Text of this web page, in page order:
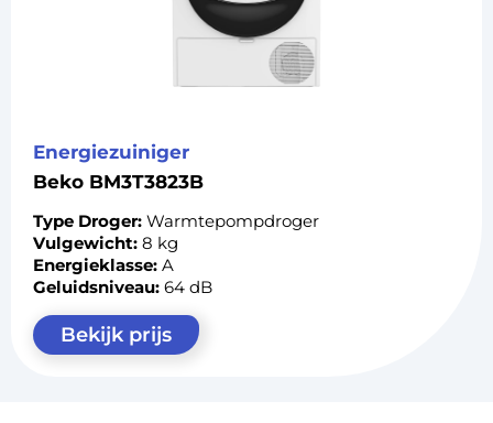
Energiezuiniger
Beko BM3T3823B
Type Droger: Warmtepompdroger
Vulgewicht: 8 kg
Energieklasse: A
Geluidsniveau: 64 dB
Bekijk prijs